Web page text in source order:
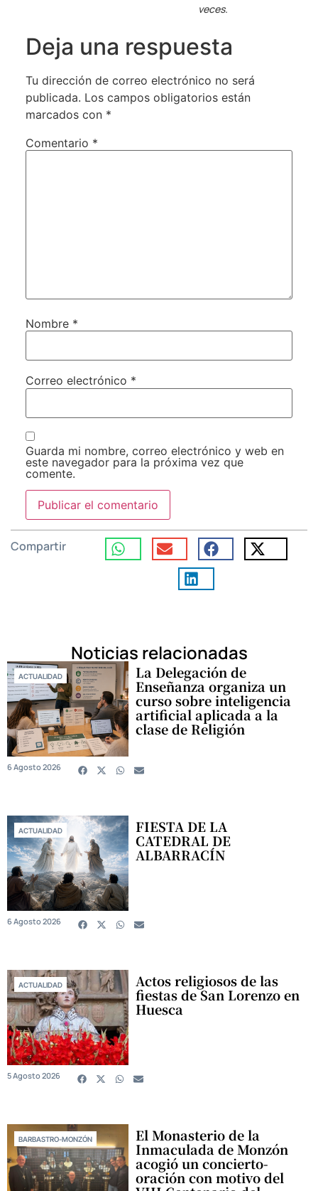
veces.
Deja una respuesta
Tu dirección de correo electrónico no será
publicada. Los campos obligatorios están
marcados con *
Comentario *
Nombre *
Correo electrónico *
Guarda mi nombre, correo electrónico y web en
este navegador para la próxima vez que
comente.
Compartir
Noticias relacionadas
ACTUALIDAD La Delegación de
Enseñanza organiza un
curso sobre inteligencia
artificial aplicada a la
clase de Religión
6 Agosto 2026
ACTUALIDAD FIESTA DE LA
CATEDRAL DE
ALBARRACÍN
6 Agosto 2026
ACTUALIDAD Actos religiosos de las
fiestas de San Lorenzo en
Huesca
5 Agosto 2026
BARBASTRO-MONZÓN El Monasterio de la
Inmaculada de Monzón
acogió un concierto-
oración con motivo del